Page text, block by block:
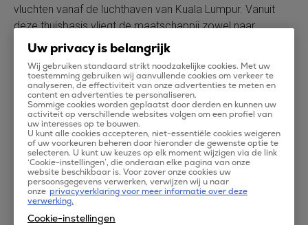
vluchten vanaf de luchthaven van Kuala Lumpur. Vanuit
deze thuisbasis vliegt de maatschappij zowel naar
bestemmingen binnen Maleisië als naar bestemmingen
daarbuiten. AirAsia vliegt met nieuwe en moderne
vliegtuigen van het type Airbus A320.
Thai AirAsia (Thailand)
Thai AirAsia is een van de maatschappijen van de AirAsia
group en vliegt naar zowel binnenlandse als buitenlandse
bestemmingen in Thailand, voornamelijk vanuit de basis in
Bangkok. De maatschappij werd in 2004 opgericht en is
sindsdien groots uitgebreid. Thai AirAsia vliegt met nieuwe
en moderne vliegtuigen van het type Airbus A320.
Uw privacy is belangrijk
Wij gebruiken standaard strikt noodzakelijke cookies. Met uw
toestemming gebruiken wij aanvullende cookies om verkeer te
analyseren, de effectiviteit van onze advertenties te meten en
content en advertenties te personaliseren.
Sommige cookies worden geplaatst door derden en kunnen uw
activiteit op verschillende websites volgen om een profiel van
uw interesses op te bouwen.
U kunt alle cookies accepteren, niet-essentiële cookies weigeren
of uw voorkeuren beheren door hieronder de gewenste optie te
selecteren. U kunt uw keuzes op elk moment wijzigen via de link
‘Cookie-instellingen’, die onderaan elke pagina van onze
website beschikbaar is. Voor zover onze cookies uw
persoonsgegevens verwerken, verwijzen wij u naar
onze privacyverklaring voor meer informatie over deze
verwerking.
Cookie-instellingen